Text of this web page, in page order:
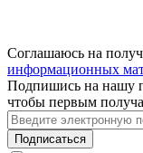
Соглашаюсь на
информационных
Подпишись на нашу
чтобы первым
Подписаться